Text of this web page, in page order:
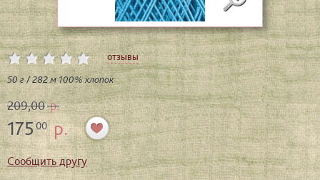
отзывы
50 г / 282 м 100% хлопок
209,00р.
17500р.
Сообщить другу